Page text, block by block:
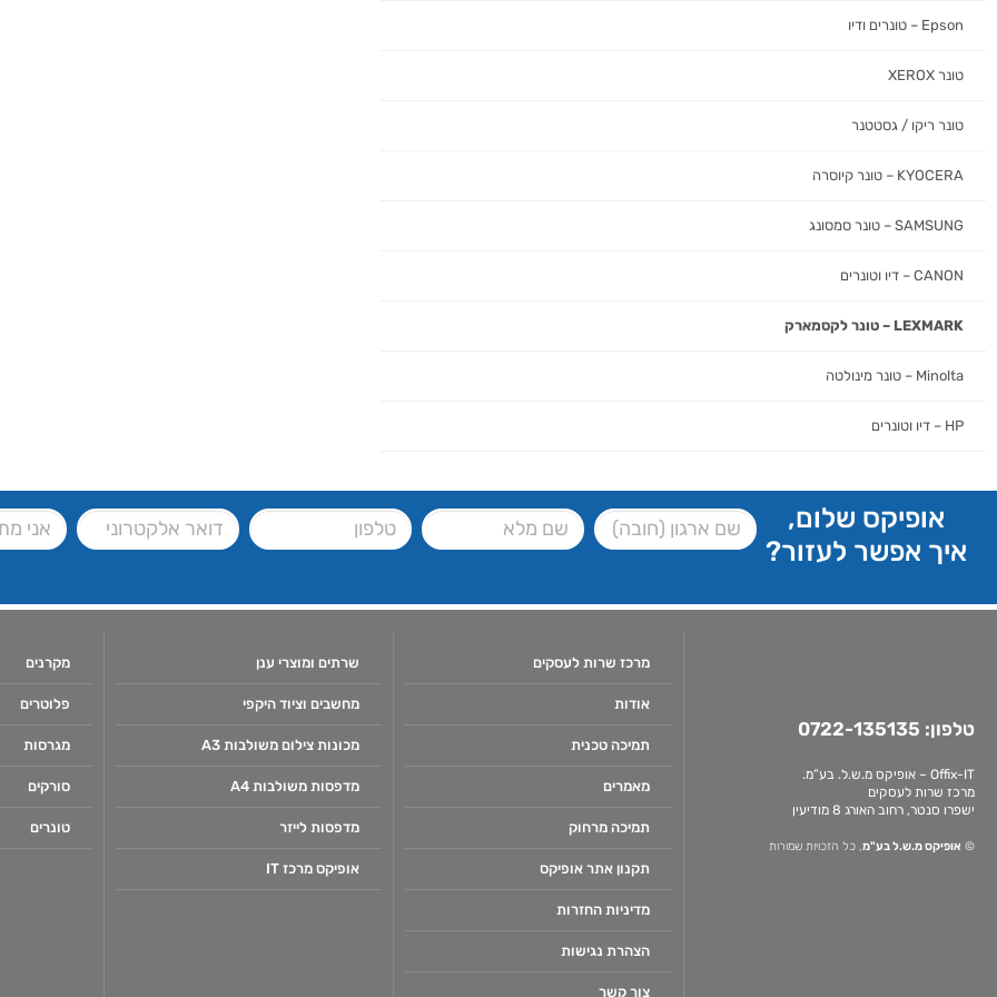
Epson – טונרים ודיו
טונר XEROX
טונר ריקו / גסטטנר
KYOCERA – טונר קיוסרה
SAMSUNG – טונר סמסונג
CANON – דיו וטונרים
LEXMARK – טונר לקסמארק
Minolta – טונר מינולטה
HP – דיו וטונרים
אופיקס שלום,
איך אפשר לעזור?
טלפון: 0722-135135
Offix-IT – אופיקס מ.ש.ל. בע”מ.
מרכז שרות לעסקים
ישפרו סנטר, רחוב האורג 8 מודיעין
© אופיקס מ.ש.ל בע"מ, כל הזכויות שמורות
מרכז שרות לעסקים
אודות
תמיכה טכנית
מאמרים
תמיכה מרחוק
תקנון אתר אופיקס
מדיניות החזרות
הצהרת נגישות
צור קשר
שרתים ומוצרי ענן
מחשבים וציוד היקפי
מכונות צילום משולבות A3
מדפסות משולבות A4
מדפסות לייזר
אופיקס מרכז IT
מקרנים
פלוטרים
מגרסות
סורקים
טונרים